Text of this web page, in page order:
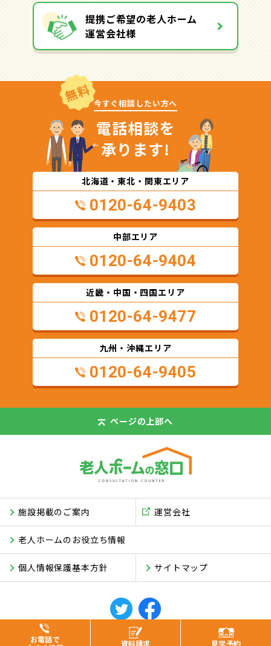
お電話で
資料請求 見学予約
提携ご希望の老人ホーム
運営会社様
無料 今すぐ相談したい方へ
電話相談を
承ります!
北海道・東北・関東エリア
0120-64-9403
中部エリア
0120-64-9404
近畿・中国・四国エリア
0120-64-9477
九州・沖縄エリア
0120-64-9405
ページの上部へ
施設掲載のご案内
老人ホームのお役立ち情報
サイトマップ
運営会社
個人情報保護基本方針
© ASUKI Inc.